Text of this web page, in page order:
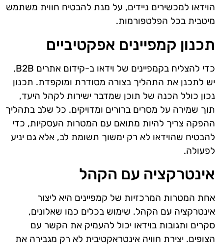
הוידאו למכשירים ניידים, על מנת להבטיח חווית משתמש
מיטבית בכל הפלטפורמות.
תכנון קמפיינים אפקטיביים
כדי להצליח בקמפיינים של וידאו ב-קידום אתרים B2B,
יש לתכנן את התהליך בצורה מסודרת ומוקפדת. תכנון
נכון כולל הכנה של תוכן שמדבר ישירות לקהל היעד,
תוך שמירה על מסרים ברורים ומדויקים. כל שלב בתהליך
ההפקה צריך להיות מתואם עם המטרות העסקיות, כדי
להבטיח שהוידאו לא רק ימשוך תשומת לב, אלא גם יניע
לפעולה.
אינטרקציה עם הקהל
אחת המטרות המרכזיות של קמפיינים היא ליצור
אינטרקציה עם הקהל. שימוש בכלים כמו שאלונים,
סקרים ותגובות בוידאו יכול להעמיק את הקשר עם
הצופים. יצירת חוויה אינטראקטיבית לא רק מגבירה את